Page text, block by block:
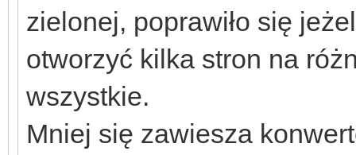
zielonej, poprawiło się
otworzyć kilka stron na
wszystkie.
Mniej się zawiesza